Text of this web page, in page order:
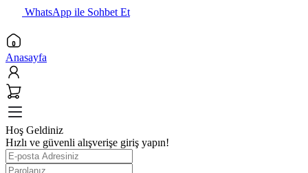
WhatsApp ile Sohbet Et
Anasayfa
Hoş Geldiniz
Hızlı ve güvenli alışverişe giriş yapın!